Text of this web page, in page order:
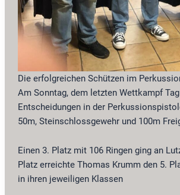
Die erfolgreichen Schützen im
Am Sonntag, dem letzten Wettkampf
Entscheidungen in der
50m, Steinschlossgewehr und 100m
Einen 3. Platz mit 106 Ringen ging an
Platz erreichte Thomas Krumm den 5.
in ihren jeweiligen Klassen